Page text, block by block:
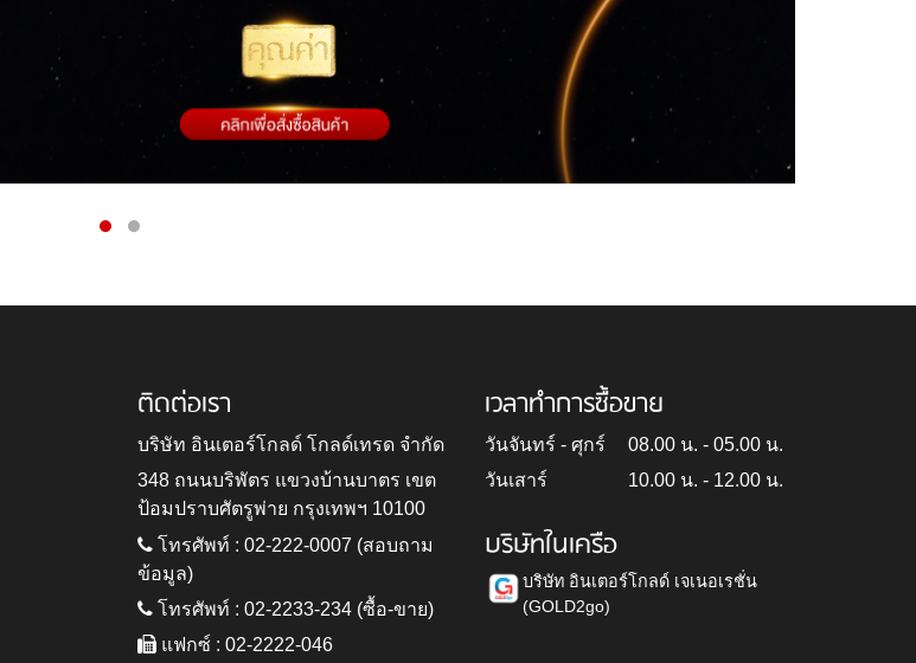
ติดต่อเรา
บริษัท อินเตอร์โกลด์ โกลด์เทรด จำกัด
348 ถนนบริพัตร แขวงบ้านบาตร เขต
ป้อมปราบศัตรูพ่าย กรุงเทพฯ 10100
โทรศัพท์ : 02-222-0007 (สอบถาม
ข้อมูล)
โทรศัพท์ : 02-2233-234 (ซื้อ-ขาย)
แฟกซ์ : 02-2222-046
เวลาทำการซื้อขาย
วันจันทร์ - ศุกร์
08.00 น. - 05.00 น.
วันเสาร์
10.00 น. - 12.00 น.
บริษัทในเครือ
บริษัท อินเตอร์โกลด์ เจเนอเรชั่น
(GOLD2go)